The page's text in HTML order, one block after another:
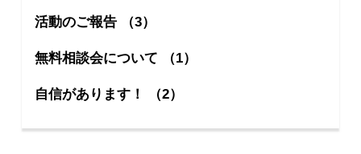
活動のご報告 （3）
無料相談会について （1）
自信があります！ （2）